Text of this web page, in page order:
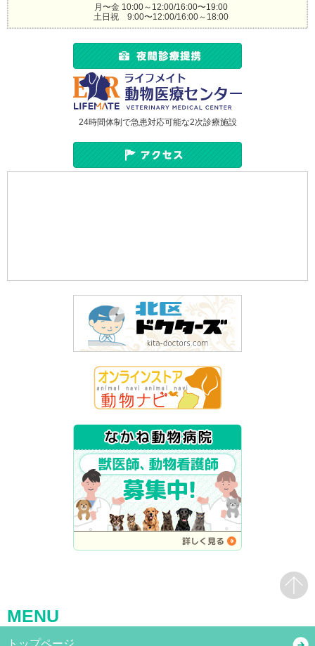
月〜金 10:00～12:00/16:00〜19:00
土日祝 9:00〜12:00/16:00～18:00
24時間体制で急患対応可能な2次診療施設
MENU